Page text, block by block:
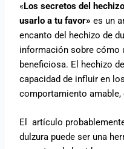
«Los secretos del
usarlo a tu favor»es un
encanto del hechizo de
información sobre cómo
beneficiosa. El hechizo
capacidad de influir en
comportamiento amable,
El artículo
dulzura puede ser una